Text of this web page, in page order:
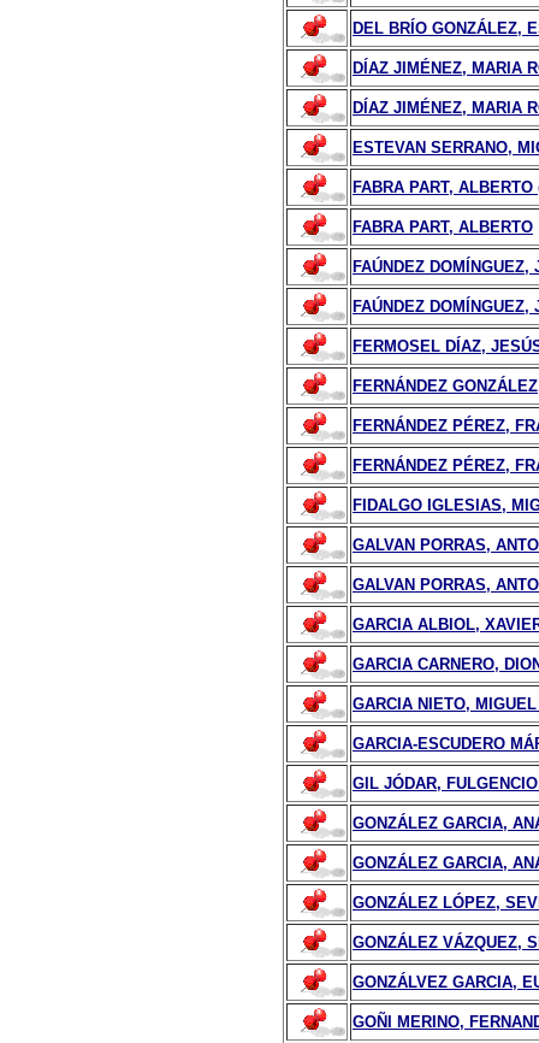
DEL BRÍO GONZÁLEZ,
DÍAZ JIMÉNEZ, MARIA
DÍAZ JIMÉNEZ, MARIA
ESTEVAN SERRANO,
FABRA PART, ALBERTO
FABRA PART, ALBERTO
FAÚNDEZ DOMÍNGUEZ,
FAÚNDEZ DOMÍNGUEZ,
FERMOSEL DÍAZ,
FERNÁNDEZ
FERNÁNDEZ PÉREZ,
FERNÁNDEZ PÉREZ,
FIDALGO IGLESIAS,
GALVAN PORRAS,
GALVAN PORRAS,
GARCIA ALBIOL,
GARCIA CARNERO,
GARCIA NIETO,
GARCIA-ESCUDERO
GIL JÓDAR,
GONZÁLEZ GARCIA,
GONZÁLEZ GARCIA,
GONZÁLEZ LÓPEZ,
GONZÁLEZ VÁZQUEZ,
GONZÁLVEZ GARCIA,
GOÑI MERINO,